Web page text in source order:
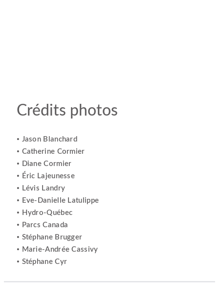
Crédits photos
• Jason Blanchard
• Catherine Cormier
• Diane Cormier
• Éric Lajeunesse
• Lévis Landry
• Eve-Danielle Latulippe
• Hydro-Québec
• Parcs Canada
• Stéphane Brugger
• Marie-Andrée Cassivy
• Stéphane Cyr